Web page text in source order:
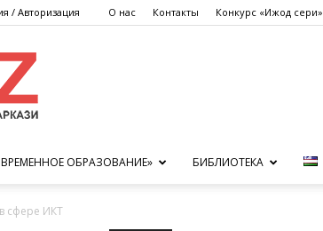
/ Авторизация О нас Контакты Конкурс «Ижод сеҳри»
ОБРАЗОВАНИЕ» БИБЛИОТЕКА
сфере ИКТ